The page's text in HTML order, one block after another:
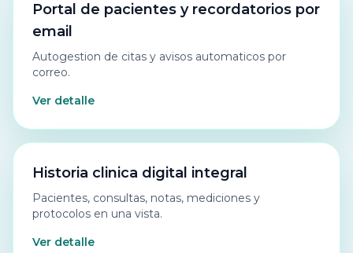
Portal de pacientes y recordatorios por
email
Autogestion de citas y avisos automaticos por
correo.
Ver detalle
Historia clinica digital integral
Pacientes, consultas, notas, mediciones y
protocolos en una vista.
Ver detalle